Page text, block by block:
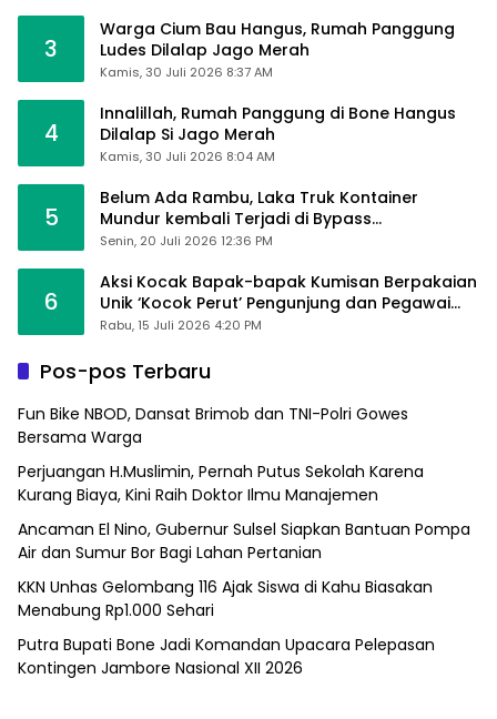
3
Warga Cium Bau Hangus, Rumah Panggung
Ludes Dilalap Jago Merah
Kamis, 30 Juli 2026 8:37 AM
4
Innalillah, Rumah Panggung di Bone Hangus
Dilalap Si Jago Merah
Kamis, 30 Juli 2026 8:04 AM
5
Belum Ada Rambu, Laka Truk Kontainer
Mundur kembali Terjadi di Bypass
Sumpallabbu
Senin, 20 Juli 2026 12:36 PM
6
Aksi Kocak Bapak-bapak Kumisan Berpakaian
Unik ‘Kocok Perut’ Pengunjung dan Pegawai
Alfamart, Ngaku Aktifkan Layar Sentuh Atm
Rabu, 15 Juli 2026 4:20 PM
Pos-pos Terbaru
Fun Bike NBOD, Dansat Brimob dan TNI-Polri Gowes
Bersama Warga
Perjuangan H.Muslimin, Pernah Putus Sekolah Karena
Kurang Biaya, Kini Raih Doktor Ilmu Manajemen
Ancaman El Nino, Gubernur Sulsel Siapkan Bantuan Pompa
Air dan Sumur Bor Bagi Lahan Pertanian
KKN Unhas Gelombang 116 Ajak Siswa di Kahu Biasakan
Menabung Rp1.000 Sehari
Putra Bupati Bone Jadi Komandan Upacara Pelepasan
Kontingen Jambore Nasional XII 2026